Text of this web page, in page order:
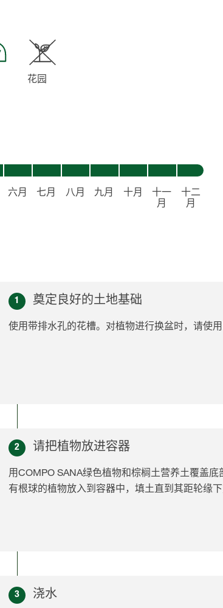
花园
六月 七月 八月 九月 十月
十一
月
十二
月
1
奠定良好的土地基础
使用带排水孔的花槽。对植物进行换盆时，请使
2
请把植物放进容器
用COMPO SANA绿色植物和棕榈土营养土覆盖
有根球的植物放入到容器中，填土直到其距轮缘
3
浇水